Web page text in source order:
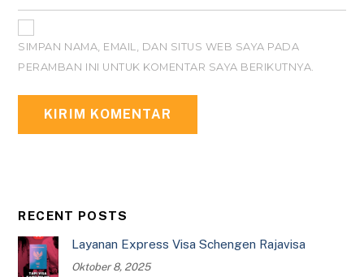
SIMPAN NAMA, EMAIL, DAN SITUS WEB SAYA PADA
PERAMBAN INI UNTUK KOMENTAR SAYA BERIKUTNYA.
RECENT POSTS
Layanan Express Visa Schengen Rajavisa
Oktober 8, 2025